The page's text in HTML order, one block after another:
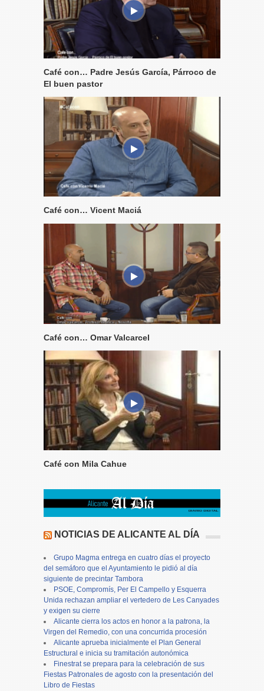
Café con… Padre Jesús García, Párroco de
El buen pastor
Café con… Vicent Maciá
Café con… Omar Valcarcel
Café con Mila Cahue
NOTICIAS DE ALICANTE AL DÍA
Grupo Magma entrega en cuatro días el proyecto
del semáforo que el Ayuntamiento le pidió al día
siguiente de precintar Tambora
PSOE, Compromís, Per El Campello y Esquerra
Unida rechazan ampliar el vertedero de Les Canyades
y exigen su cierre
Alicante cierra los actos en honor a la patrona, la
Virgen del Remedio, con una concurrida procesión
Alicante aprueba inicialmente el Plan General
Estructural e inicia su tramitación autonómica
Finestrat se prepara para la celebración de sus
Fiestas Patronales de agosto con la presentación del
Libro de Fiestas